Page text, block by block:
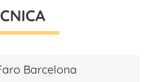
Barcelona